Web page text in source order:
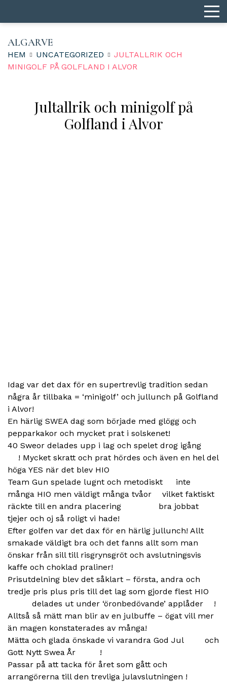
ALGARVE
HEM UNCATEGORIZED
JULTALLRIK OCH
MINIGOLF PÅ GOLFLAND I ALVOR
Jultallrik och minigolf på
Golfland i Alvor
Idag var det dax för en supertrevlig tradition sedan
några år tillbaka = ‘minigolf’ och jullunch på Golfland
i Alvor!
En härlig SWEA dag som började med glögg och
pepparkakor och mycket prat i solskenet!
40 Sweor delades upp i lag och spelet drog igång
! Mycket skratt och prat hördes och även en hel del
höga YES när det blev HIO
Team Gun spelade lugnt och metodiskt
inte
många HIO men väldigt många tvåor
vilket faktiskt
räckte till en andra placering
bra jobbat
tjejer och oj så roligt vi hade!
Efter golfen var det dax för en härlig jullunch! Allt
smakade väldigt bra och det fanns allt som man
önskar från sill till risgrynsgröt och avslutningsvis
kaffe och choklad praliner!
Prisutdelning blev det såklart – första, andra och
tredje pris plus pris till det lag som gjorde flest HIO
delades ut under ‘öronbedövande’ applåder
!
Alltså så mätt man blir av en julbuffe – ögat vill mer
än magen konstaterades av många!
Mätta och glada önskade vi varandra God Jul
och
Gott Nytt Swea År
!
Passar på att tacka för året som gått och
arrangörerna till den trevliga julavslutningen !